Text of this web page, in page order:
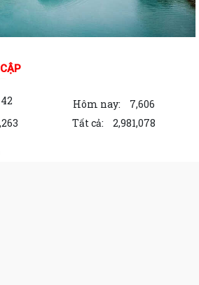
hợp pháp của cá thể Trăn đất
Cát Hải khóa II thông qua 7 nghị quyết
nhân dân khảo sát thực tế, làm việc tại đặc
hợp pháp cá thể động vật hoang dã đi lạc
hoàn cảnh khó khăn, nâng cao ý thức chấp
42 Hôm nay:
7,606
Tất cả: 2,981,078